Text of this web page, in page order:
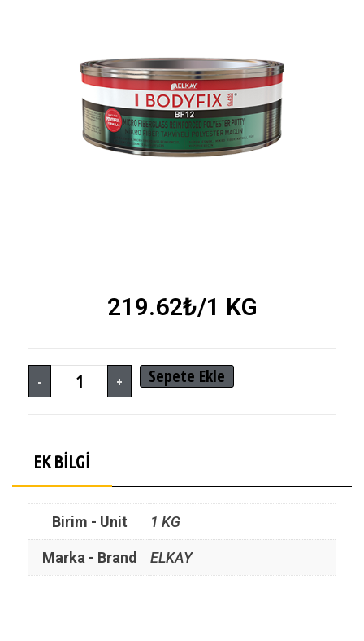
219.62₺/1 KG
- + Sepete Ekle
EK BILGI
Birim - Unit 1 KG
Marka - Brand ELKAY